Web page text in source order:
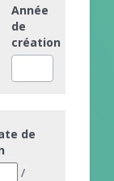
Année
de
création
de
/